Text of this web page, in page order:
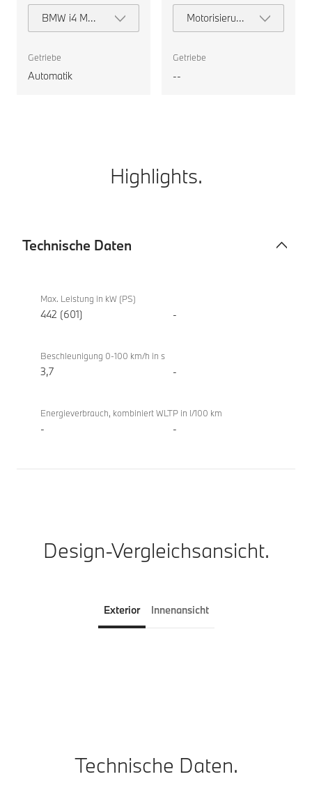
BMW i4 M60
xDrive Gran
Getriebe
Automatik
Motorisierung
auswählen
Getriebe
--
Highlights.
Technische Daten
Daten
i4
M60
Coupé
Max. Leistung in kW (PS)
442 (601) -
Beschleunigung 0-100 km/h in s
3,7 -
Energieverbrauch, kombiniert WLTP in l/100 km
- -
Design-Vergleichsansicht.
Exterior Innenansicht
Technische Daten.